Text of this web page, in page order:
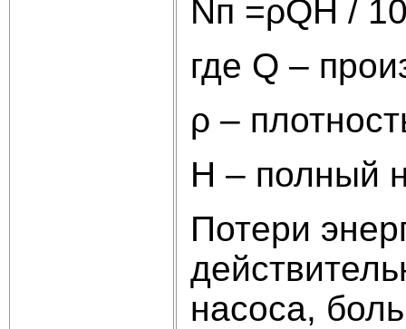
Nп =ρQH /
где Q –
ρ –
Н – полный
Потери
насоса,